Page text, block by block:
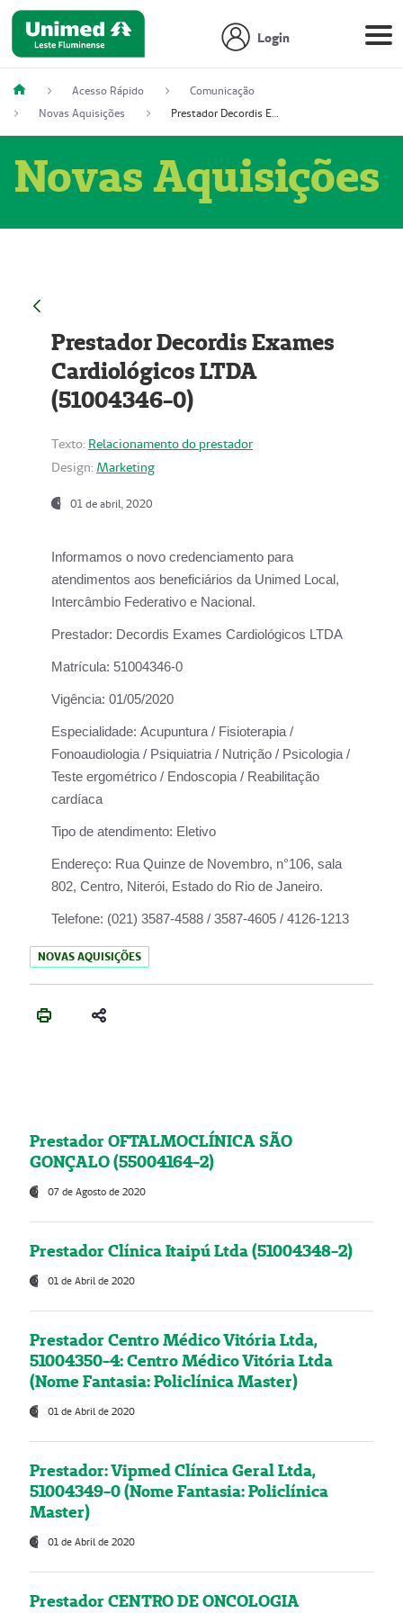
Login
Acesso Rápido
Comunicação
Novas Aquisições
Prestador Decordis Exames Cardiológicos LTDA (51004346-0)
Novas Aquisições
Prestador Decordis Exames
Cardiológicos LTDA
(51004346-0)
Texto: Relacionamento do prestador
Design: Marketing
01 de abril, 2020
Informamos o novo credenciamento para
atendimentos aos beneficiários da Unimed Local,
Intercâmbio Federativo e Nacional.
Prestador: Decordis Exames Cardiológicos LTDA
Matrícula: 51004346-0
Vigência: 01/05/2020
Especialidade: Acupuntura / Fisioterapia /
Fonoaudiologia / Psiquiatria / Nutrição / Psicologia /
Teste ergométrico / Endoscopia / Reabilitação
cardíaca
Tipo de atendimento: Eletivo
Endereço: Rua Quinze de Novembro, n°106, sala
802, Centro, Niterói, Estado do Rio de Janeiro.
Telefone: (021) 3587-4588 / 3587-4605 / 4126-1213
NOVAS AQUISIÇÕES
Prestador OFTALMOCLÍNICA SÃO
GONÇALO (55004164-2)
07 de Agosto de 2020
Prestador Clínica Itaipú Ltda (51004348-2)
01 de Abril de 2020
Prestador Centro Médico Vitória Ltda,
51004350-4: Centro Médico Vitória Ltda
(Nome Fantasia: Policlínica Master)
01 de Abril de 2020
Prestador: Vipmed Clínica Geral Ltda,
51004349-0 (Nome Fantasia: Policlínica
Master)
01 de Abril de 2020
Prestador CENTRO DE ONCOLOGIA